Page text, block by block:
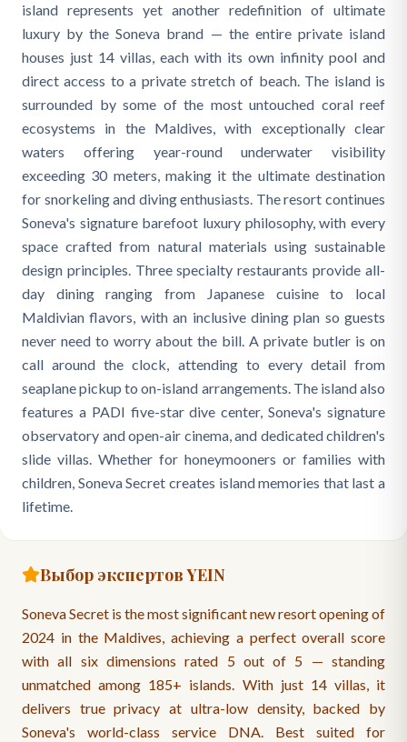
island represents yet another redefinition of ultimate
luxury by the Soneva brand — the entire private island
houses just 14 villas, each with its own infinity pool and
direct access to a private stretch of beach. The island is
surrounded by some of the most untouched coral reef
ecosystems in the Maldives, with exceptionally clear
waters offering year-round underwater visibility
exceeding 30 meters, making it the ultimate destination
for snorkeling and diving enthusiasts. The resort continues
Soneva's signature barefoot luxury philosophy, with every
space crafted from natural materials using sustainable
design principles. Three specialty restaurants provide all-
day dining ranging from Japanese cuisine to local
Maldivian flavors, with an inclusive dining plan so guests
never need to worry about the bill. A private butler is on
call around the clock, attending to every detail from
seaplane pickup to on-island arrangements. The island also
features a PADI five-star dive center, Soneva's signature
observatory and open-air cinema, and dedicated children's
slide villas. Whether for honeymooners or families with
children, Soneva Secret creates island memories that last a
lifetime.
Выбор экспертов YEIN
Soneva Secret is the most significant new resort opening of
2024 in the Maldives, achieving a perfect overall score
with all six dimensions rated 5 out of 5 — standing
unmatched among 185+ islands. With just 14 villas, it
delivers true privacy at ultra-low density, backed by
Soneva's world-class service DNA. Best suited for